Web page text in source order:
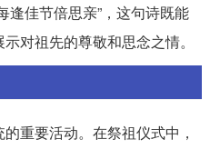
逢佳节倍思亲”，这句诗既能
对祖先的尊敬和思念之情。
重要活动。在祭祖仪式中，